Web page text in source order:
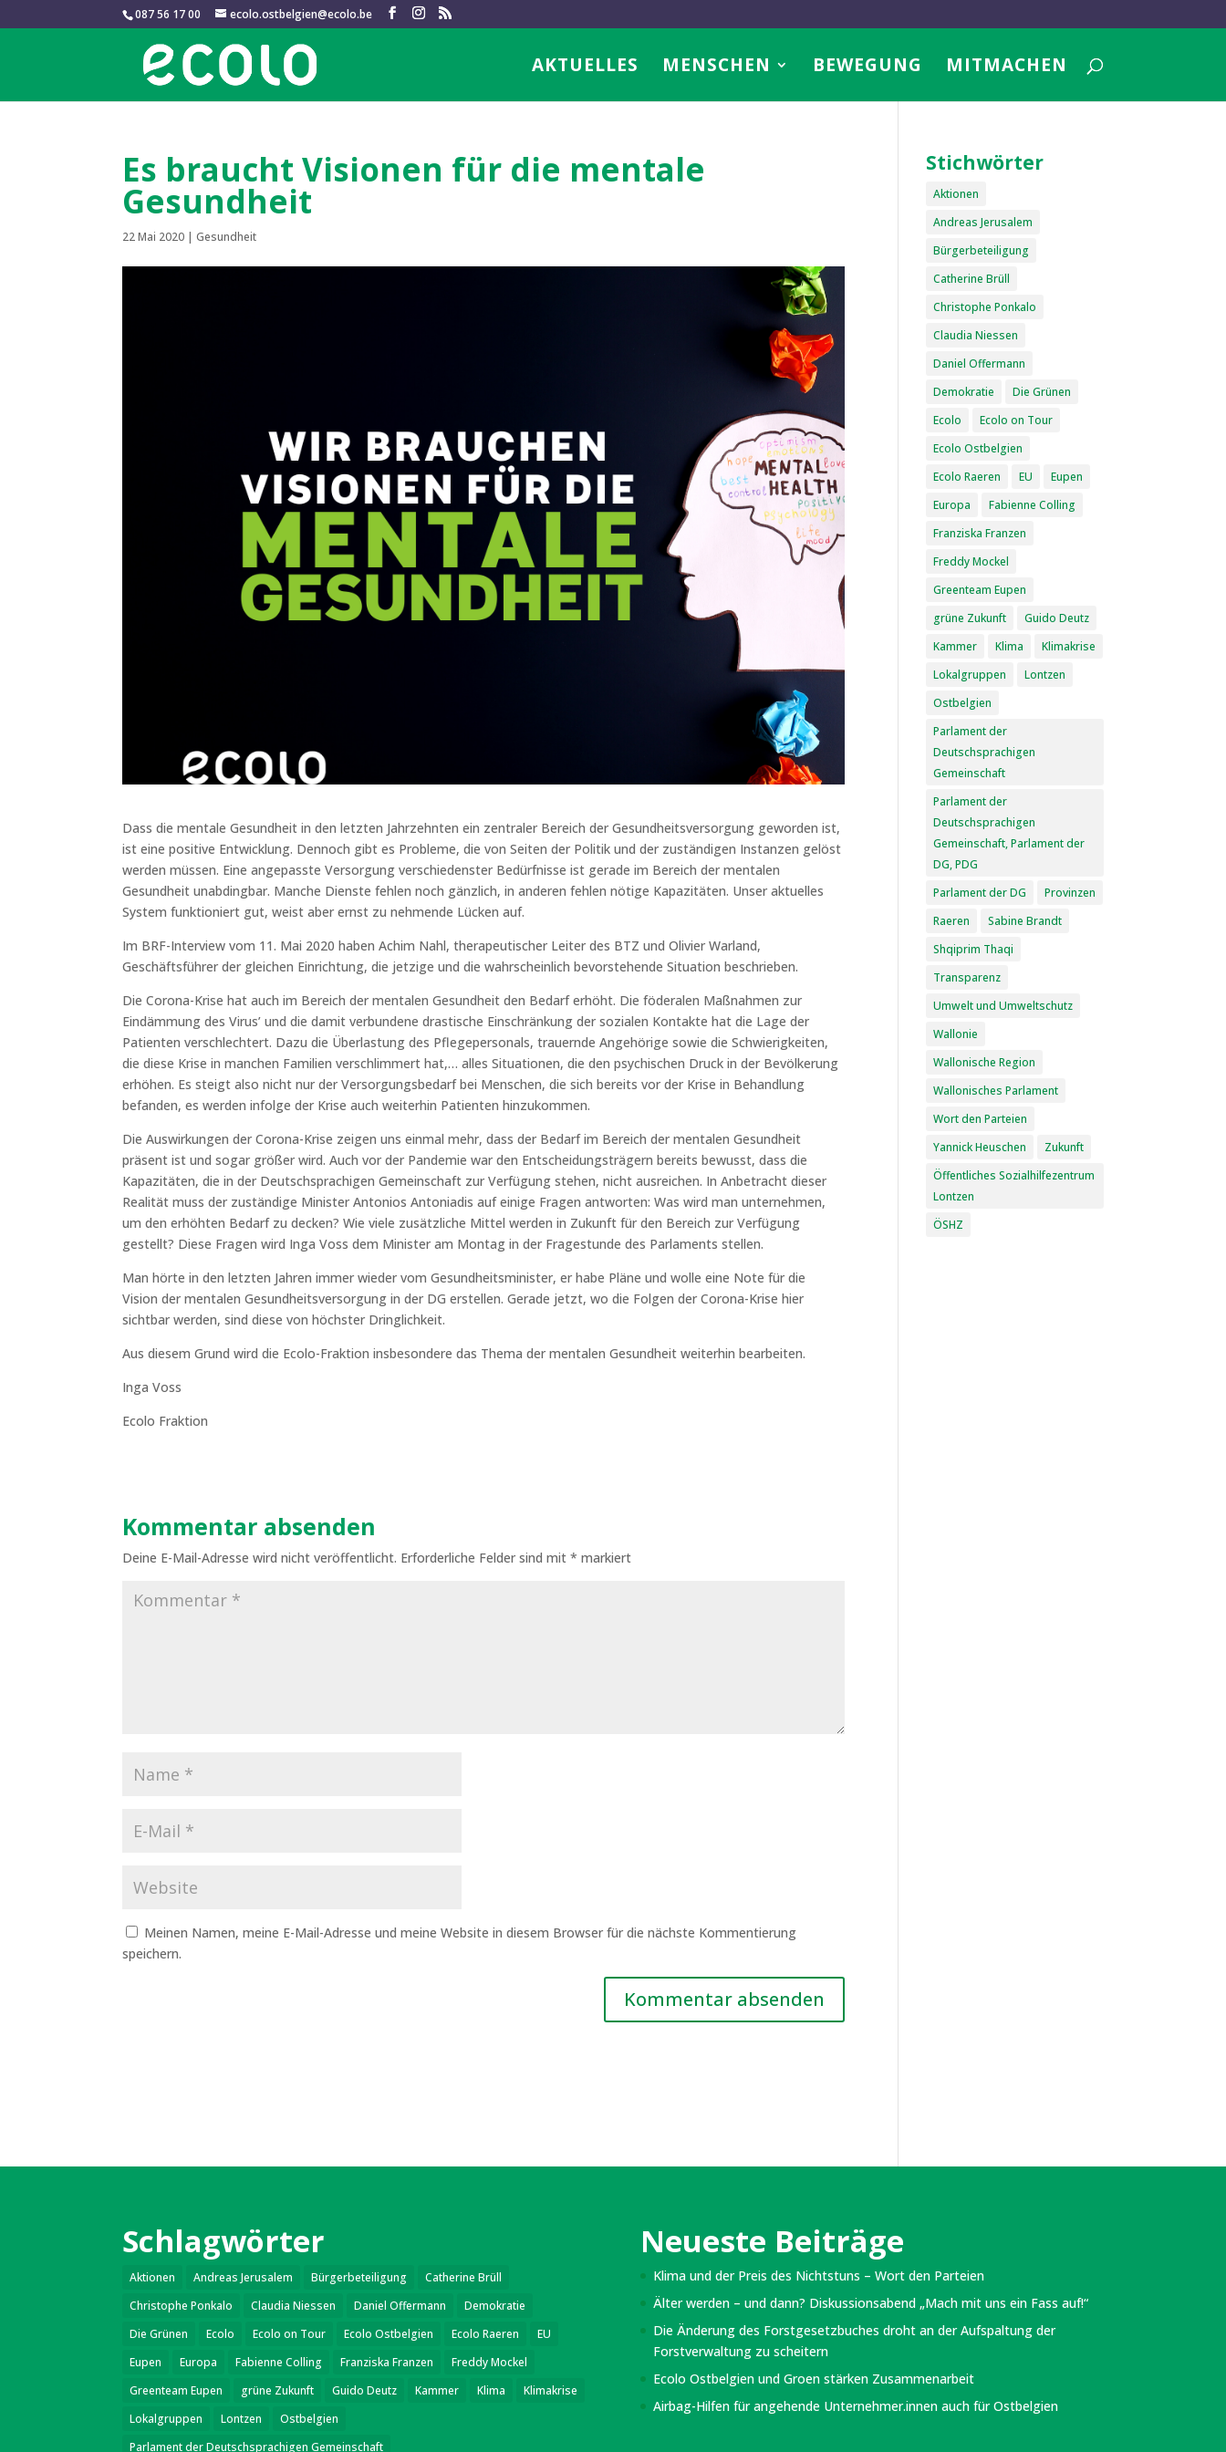
087 56 17 00 ecolo.ostbelgien@ecolo.be
AKTUELLES MENSCHEN BEWEGUNG MITMACHEN
Es braucht Visionen für die mentale
Gesundheit
22 Mai 2020 |Gesundheit
Dass die mentale Gesundheit in den letzten Jahrzehnten ein zentraler Bereich der Gesundheitsversorgung geworden ist,
ist eine positive Entwicklung. Dennoch gibt es Probleme, die von Seiten der Politik und der zuständigen Instanzen gelöst
werden müssen. Eine angepasste Versorgung verschiedenster Bedürfnisse ist gerade im Bereich der mentalen
Gesundheit unabdingbar. Manche Dienste fehlen noch gänzlich, in anderen fehlen nötige Kapazitäten. Unser aktuelles
System funktioniert gut, weist aber ernst zu nehmende Lücken auf.
Im BRF-Interview vom 11. Mai 2020 haben Achim Nahl, therapeutischer Leiter des BTZ und Olivier Warland,
Geschäftsführer der gleichen Einrichtung, die jetzige und die wahrscheinlich bevorstehende Situation beschrieben.
Die Corona-Krise hat auch im Bereich der mentalen Gesundheit den Bedarf erhöht. Die föderalen Maßnahmen zur
Eindämmung des Virus’ und die damit verbundene drastische Einschränkung der sozialen Kontakte hat die Lage der
Patienten verschlechtert. Dazu die Überlastung des Pflegepersonals, trauernde Angehörige sowie die Schwierigkeiten,
die diese Krise in manchen Familien verschlimmert hat,… alles Situationen, die den psychischen Druck in der Bevölkerung
erhöhen. Es steigt also nicht nur der Versorgungsbedarf bei Menschen, die sich bereits vor der Krise in Behandlung
befanden, es werden infolge der Krise auch weiterhin Patienten hinzukommen.
Die Auswirkungen der Corona-Krise zeigen uns einmal mehr, dass der Bedarf im Bereich der mentalen Gesundheit
präsent ist und sogar größer wird. Auch vor der Pandemie war den Entscheidungsträgern bereits bewusst, dass die
Kapazitäten, die in der Deutschsprachigen Gemeinschaft zur Verfügung stehen, nicht ausreichen. In Anbetracht dieser
Realität muss der zuständige Minister Antonios Antoniadis auf einige Fragen antworten: Was wird man unternehmen,
um den erhöhten Bedarf zu decken? Wie viele zusätzliche Mittel werden in Zukunft für den Bereich zur Verfügung
gestellt? Diese Fragen wird Inga Voss dem Minister am Montag in der Fragestunde des Parlaments stellen.
Man hörte in den letzten Jahren immer wieder vom Gesundheitsminister, er habe Pläne und wolle eine Note für die
Vision der mentalen Gesundheitsversorgung in der DG erstellen. Gerade jetzt, wo die Folgen der Corona-Krise hier
sichtbar werden, sind diese von höchster Dringlichkeit.
Aus diesem Grund wird die Ecolo-Fraktion insbesondere das Thema der mentalen Gesundheit weiterhin bearbeiten.
Inga Voss
Ecolo Fraktion
Kommentar absenden
Deine E-Mail-Adresse wird nicht veröffentlicht. Erforderliche Felder sind mit* markiert
Meinen Namen, meine E-Mail-Adresse und meine Website in diesem Browser für die nächste Kommentierung
speichern.
Stichwörter
Aktionen
Andreas Jerusalem
Bürgerbeteiligung
Catherine Brüll
Christophe Ponkalo
Claudia Niessen
Daniel Offermann
Demokratie
Die Grünen
Ecolo
Ecolo on Tour
Ecolo Ostbelgien
Ecolo Raeren
EU
Eupen
Europa
Fabienne Colling
Franziska Franzen
Freddy Mockel
Greenteam Eupen
grüne Zukunft
Guido Deutz
Kammer
Klima
Klimakrise
Lokalgruppen
Lontzen
Ostbelgien
Parlament der
Deutschsprachigen
Gemeinschaft
Parlament der
Deutschsprachigen
Gemeinschaft, Parlament der
DG, PDG
Parlament der DG
Provinzen
Raeren
Sabine Brandt
Shqiprim Thaqi
Transparenz
Umwelt und Umweltschutz
Wallonie
Wallonische Region
Wallonisches Parlament
Wort den Parteien
Yannick Heuschen
Zukunft
Öffentliches Sozialhilfezentrum
Lontzen
ÖSHZ
Schlagwörter
Aktionen Andreas Jerusalem Bürgerbeteiligung
Catherine Brüll
Christophe Ponkalo
Claudia Niessen Daniel Offermann
Demokratie
Die Grünen
Ecolo Ecolo on Tour Ecolo Ostbelgien Ecolo Raeren
EU
Eupen
Europa Fabienne Colling Franziska Franzen
Freddy Mockel
Greenteam Eupen
grüne Zukunft Guido Deutz Kammer Klima
Klimakrise
Lokalgruppen
Lontzen
Ostbelgien
Parlament der Deutschsprachigen Gemeinschaft
Neueste Beiträge
Klima und der Preis des Nichtstuns – Wort den Parteien
Älter werden – und dann? Diskussionsabend „Mach mit uns ein Fass auf!“
Die Änderung des Forstgesetzbuches droht an der Aufspaltung der
Forstverwaltung zu scheitern
Ecolo Ostbelgien und Groen stärken Zusammenarbeit
Airbag-Hilfen für angehende Unternehmer.innen auch für Ostbelgien